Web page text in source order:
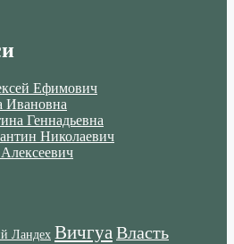
Ефимович
Ивановна
Геннадьевна
Николаевич
Ландех ВичгуаВласть